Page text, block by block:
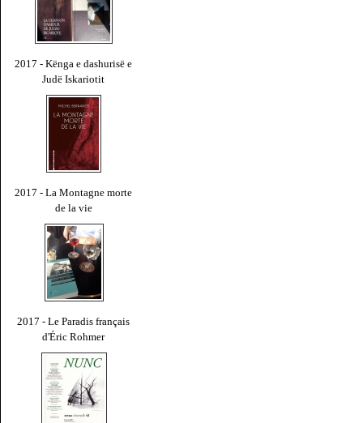
2017 - Kënga e dashurisë e
Judë Iskariotit
2017 - La Montagne morte
de la vie
2017 - Le Paradis français
d'Éric Rohmer